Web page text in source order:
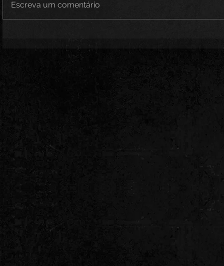
Escreva um comentário